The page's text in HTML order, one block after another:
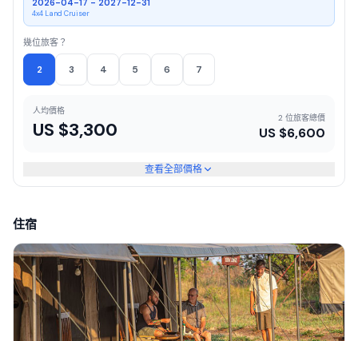
2026-04-17 - 2027-12-31
4x4 Land Cruiser
幾位旅客？
2 3 4 5 6 7
人均價格
US $3,300
2 位旅客總價
US $6,600
查看全部價格
住宿